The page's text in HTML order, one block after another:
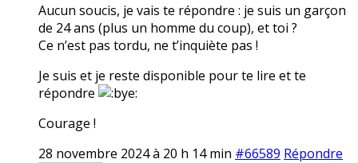
Aucun soucis, je vais te répondre : je suis un garçon
de 24 ans (plus un homme du coup), et toi ?
Ce n’est pas tordu, ne t’inquiète pas !
Je suis et je reste disponible pour te lire et te
répondre
Courage !
28 novembre 2024 à 20 h 14 min #66589 Répondre